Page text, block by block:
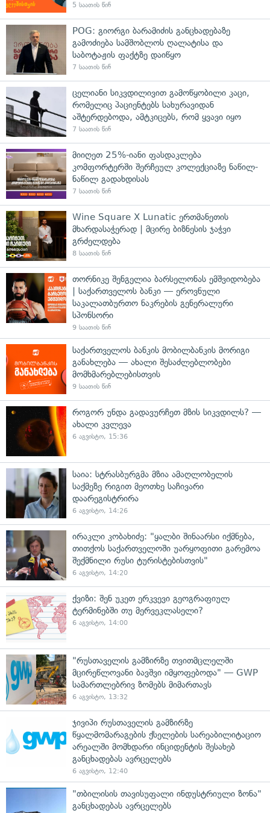
5 საათის წინ
POG: გიორგი ბარამიძის განცხადებაზე
გამოძიება სამშობლოს ღალატისა და
საბოტაჟის ფაქტზე დაიწყო
7 საათის წინ
ცელიანი სიკვდილივით გამოწყობილი კაცი,
რომელიც პაციენტებს სახურავიდან
აშტერდებოდა, ამტკიცებს, რომ ყვავი იყო
7 საათის წინ
მიიღეთ 25%-იანი ფასდაკლება
კომფორტერში შერჩეულ კოლექციაზე ნაწილ-
ნაწილ გადახდისას
7 საათის წინ
Wine Square X Lunatic ერთმანეთის
მხარდასაჭერად | მცირე ბიზნესის ჯაჭვი
გრძელდება
8 საათის წინ
თორნიკე შენგელია ბარსელონას ემშვიდობება
| საქართველოს ბანკი — ეროვნული
საკალათბურთო ნაკრების გენერალური
სპონსორი
9 საათის წინ
საქართველოს ბანკის მობილბანკის მორიგი
განახლება — ახალი შესაძლებლობები
მომხმარებლებისთვის
9 საათის წინ
როგორ უნდა გადავურჩეთ მზის სიკვდილს? —
ახალი კვლევა
6 აგვისტო, 15:36
საია: სტრასბურგმა მზია ამაღლობელის
საქმეზე რიგით მეოთხე საჩივარი
დაარეგისტრირა
6 აგვისტო, 14:26
ირაკლი კობახიძე: "ყალბი შინაარსი იქმნება,
თითქოს საქართველოში უარყოფითი გარემოა
შექმნილი რუსი ტურისტებისთვის"
6 აგვისტო, 14:20
ქვიზი: შენ უკეთ ერკვევი გეოგრაფიულ
ტერმინებში თუ მერვეკლასელი?
6 აგვისტო, 14:00
"რუსთაველის გამზირზე თვითმცლელში
მცირეწლოვანი ბავშვი იმყოფებოდა" — GWP
სამართლებრივ ზომებს მიმართავს
6 აგვისტო, 13:32
ჯივიპი რუსთაველის გამზირზე
წყალმომარაგების ქსელების სარეაბილიტაციო
არეალში მომხდარი ინციდენტის შესახებ
განცხადებას ავრცელებს
6 აგვისტო, 12:40
"თბილისის თავისუფალი ინდუსტრიული ზონა"
განცხადებას ავრცელებს